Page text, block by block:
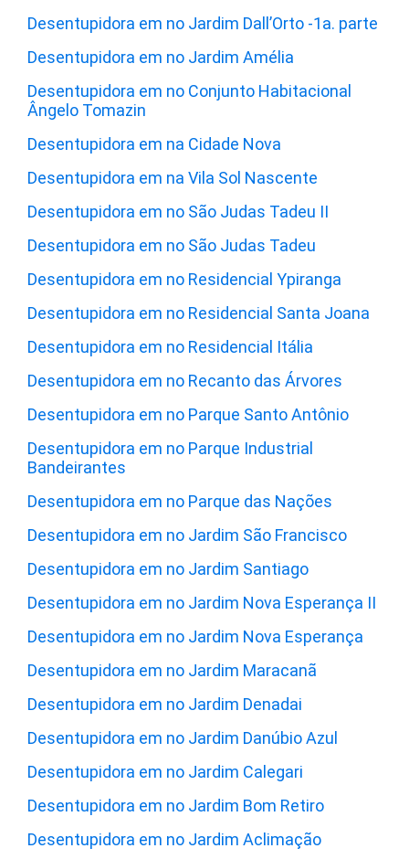
Desentupidora em no Jardim Dall’Orto -1a. parte
Desentupidora em no Jardim Amélia
Desentupidora em no Conjunto Habitacional
Ângelo Tomazin
Desentupidora em na Cidade Nova
Desentupidora em na Vila Sol Nascente
Desentupidora em no São Judas Tadeu II
Desentupidora em no São Judas Tadeu
Desentupidora em no Residencial Ypiranga
Desentupidora em no Residencial Santa Joana
Desentupidora em no Residencial Itália
Desentupidora em no Recanto das Árvores
Desentupidora em no Parque Santo Antônio
Desentupidora em no Parque Industrial
Bandeirantes
Desentupidora em no Parque das Nações
Desentupidora em no Jardim São Francisco
Desentupidora em no Jardim Santiago
Desentupidora em no Jardim Nova Esperança II
Desentupidora em no Jardim Nova Esperança
Desentupidora em no Jardim Maracanã
Desentupidora em no Jardim Denadai
Desentupidora em no Jardim Danúbio Azul
Desentupidora em no Jardim Calegari
Desentupidora em no Jardim Bom Retiro
Desentupidora em no Jardim Aclimação